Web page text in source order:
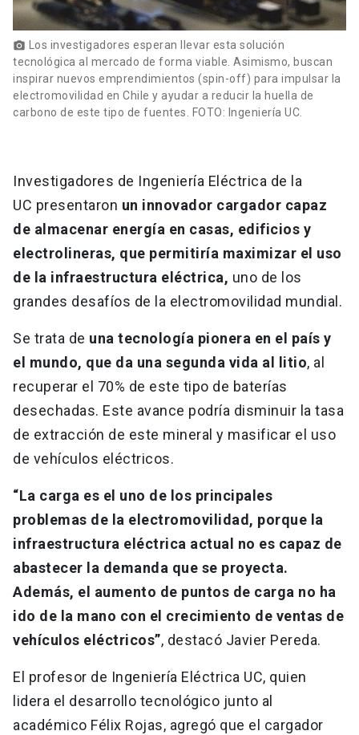
photo_camera Los investigadores esperan llevar esta solución
tecnológica al mercado de forma viable. Asimismo, buscan
inspirar nuevos emprendimientos (spin-off) para impulsar la
electromovilidad en Chile y ayudar a reducir la huella de
carbono de este tipo de fuentes. FOTO: Ingeniería UC.
Investigadores de Ingeniería Eléctrica de la
UC presentaron un innovador cargador capaz
de almacenar energía en casas, edificios y
electrolineras, que permitiría maximizar el uso
de la infraestructura eléctrica, uno de los
grandes desafíos de la electromovilidad mundial.
Se trata de una tecnología pionera en el país y
el mundo, que da una segunda vida al litio, al
recuperar el 70% de este tipo de baterías
desechadas. Este avance podría disminuir la tasa
de extracción de este mineral y masificar el uso
de vehículos eléctricos.
“La carga es el uno de los principales
problemas de la electromovilidad, porque la
infraestructura eléctrica actual no es capaz de
abastecer la demanda que se proyecta.
Además, el aumento de puntos de carga no ha
ido de la mano con el crecimiento de ventas de
vehículos eléctricos”, destacó Javier Pereda.
El profesor de Ingeniería Eléctrica UC, quien
lidera el desarrollo tecnológico junto al
académico Félix Rojas, agregó que el cargador